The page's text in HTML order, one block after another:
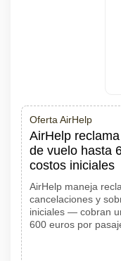
Oferta AirHelp
AirHelp
de vuelo hasta
costos iniciales
AirHelp maneja
cancelaciones y
iniciales — cobran
600 euros por